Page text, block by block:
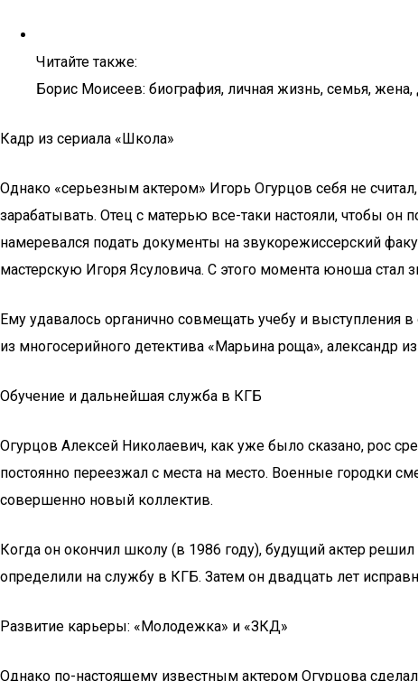
Читайте также:
Борис Моисеев: биография, личная жизнь, семья,
Кадр из сериала «Школа»
Однако «серьезным актером» Игорь Огурцов себя не
зарабатывать. Отец с матерью все-таки настояли, чтобы
намеревался подать документы на звукорежиссерский
мастерскую Игоря Ясуловича. С этого момента юноша стал
Ему удавалось органично совмещать учебу и выступления
из многосерийного детектива «Марьина роща», александр
Обучение и дальнейшая служба в КГБ
Огурцов Алексей Николаевич, как уже было сказано, рос
постоянно переезжал с места на место. Военные городки
совершенно новый коллектив.
Когда он окончил школу (в 1986 году), будущий актер
определили на службу в КГБ. Затем он двадцать лет
Развитие карьеры: «Молодежка» и «ЗКД»
Однако по-настоящему известным актером Огурцова